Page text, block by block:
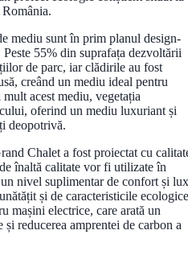
mediu sunt în prim planul design-
55% din suprafața dezvoltării
de parc, iar clădirile au fost
creând un mediu ideal pentru
acest mediu, vegetația
oferind un mediu luxuriant și
deopotrivă.
Chalet a fost proiectat cu
înaltă calitate vor fi utilizate în
nivel suplimentar de confort și lux
și de caracteristicile
mașini electrice, care arată un
reducerea amprentei de carbon a